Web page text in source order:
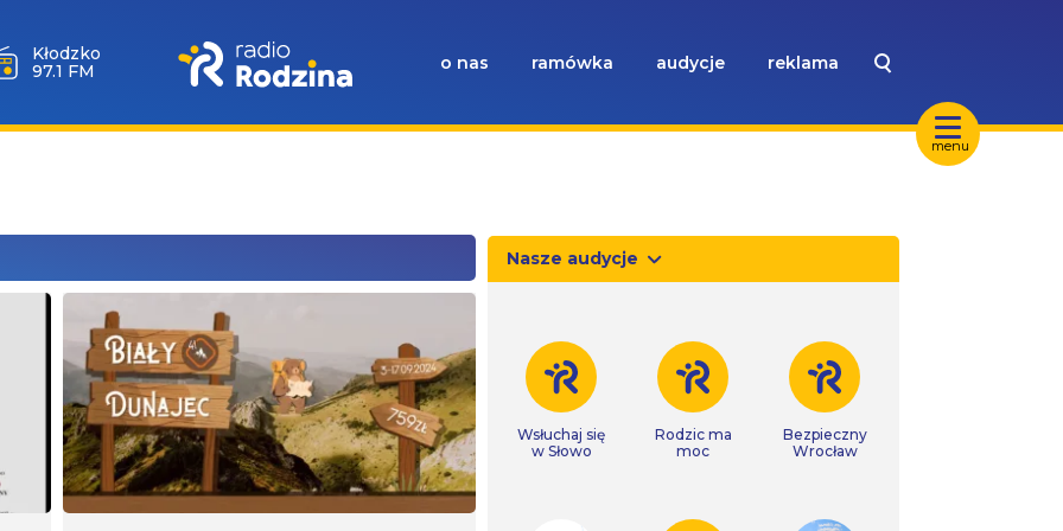
menu
Wołów
99.6 FM
o nas ramówka audycje reklama
Nasze audycje
Wsłuchaj się
w Słowo
Rodzic ma
moc
Bezpieczny
Wrocław